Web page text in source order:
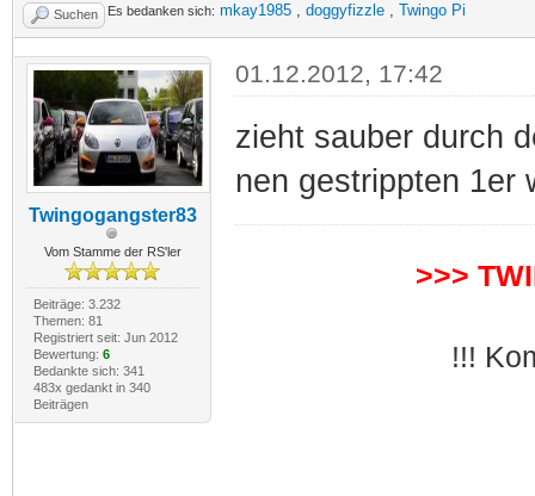
Suchen Es bedanken sich: mkay1985 , doggyfizzle , Twingo Pi
Twingogangster83
Vom Stamme der RS'ler
Beiträge: 3.232
Themen: 81
Registriert seit: Jun 2012
Bewertung: 6
Bedankte sich: 341
483x gedankt in 340
Beiträgen
01.12.2012, 17:42
zieht sauber durch
nen gestrippten 1er
>>>
!!!